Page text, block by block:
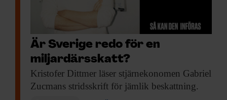
Är Sverige redo för en
miljardärsskatt?
Kristofer Dittmer läser stjärnekonomen Gabriel
Zucmans stridsskrift för jämlik beskattning.